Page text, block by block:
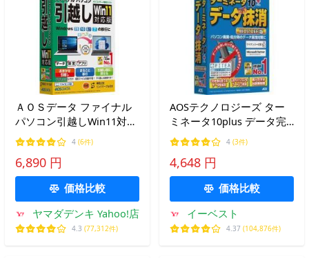
ＡＯＳデータ ファイナル
パソコン引越しWin11対応
版 専用USBリンクケーブ
ル付 FP8-2
4 (6件)
6,890 円
価格比較
ヤマダデンキ Yahoo!店
4.3 (77,312件)
AOSテクノロジーズ ター
ミネータ10plus データ完
全抹消 BIOS/UEFI版
4 (3件)
4,648 円
価格比較
イーベスト
4.37 (104,876件)